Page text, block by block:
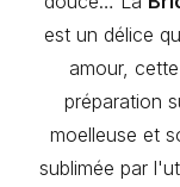
est un délice
amour, cette
préparation
moelleuse et
sublimée par